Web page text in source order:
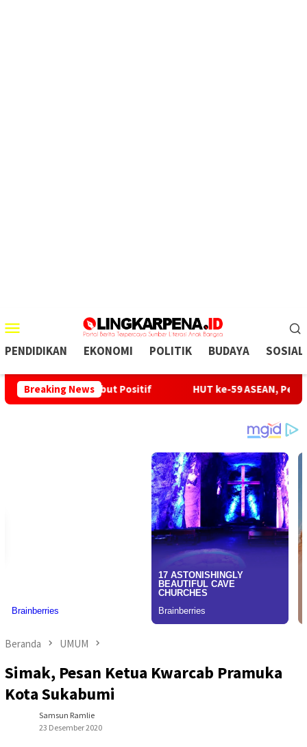
Mobile
PENDIDIKAN EKONOMI POLITIK BUDAYA SOSIAL
Breaking News
Ciwaru Sambut Positif HUT ke-59 ASEAN, Pemkab
Beranda UMUM
Simak, Pesan Ketua Kwarcab Pramuka
Kota Sukabumi
Samsun Ramlie
23 Desember 2020